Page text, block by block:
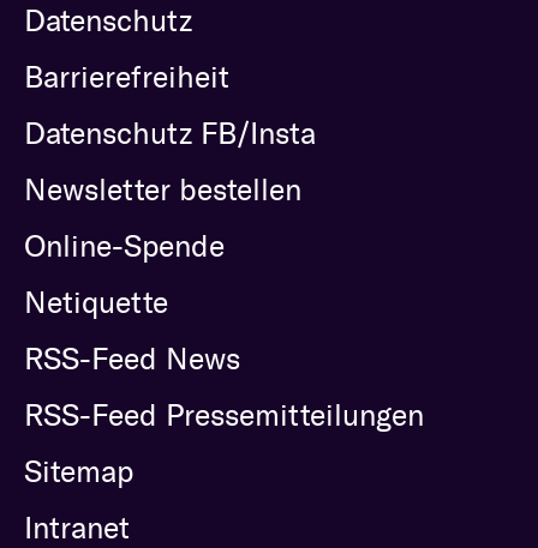
Datenschutz
Barrierefreiheit
Datenschutz FB/Insta
Newsletter bestellen
Online-Spende
Netiquette
RSS-Feed News
RSS-Feed Pressemitteilungen
Sitemap
Intranet